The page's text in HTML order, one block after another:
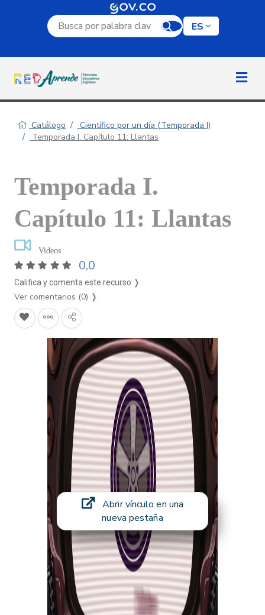
Campo de búsqueda por palabra clave
ES
Catálogo
Científico por un día (Temporada I)
Temporada I. Capítulo 11: Llantas
Temporada I.
Capítulo 11: Llantas
Videos
0,0
Califica y comenta este recurso ❭
Ver comentarios (0) ❭
Abrir vínculo en una
nueva pestaña